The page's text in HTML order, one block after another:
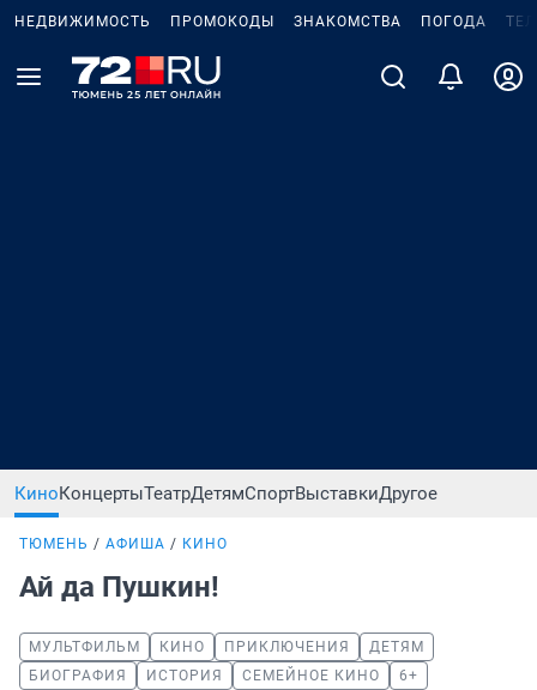
НЕДВИЖИМОСТЬ ПРОМОКОДЫ ЗНАКОМСТВА ПОГОДА
КиноКонцертыТеатрДетямСпортВыставкиДругое
ТЮМЕНЬ АФИША КИНО
Ай да Пушкин!
МУЛЬТФИЛЬМ КИНО ПРИКЛЮЧЕНИЯ
ДЕТЯМ
БИОГРАФИЯ
ИСТОРИЯ СЕМЕЙНОЕ КИНО 6+